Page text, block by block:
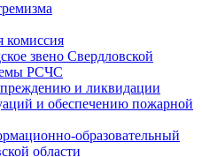
комиссия
звено Свердловской
РСЧС
и ликвидации
и обеспечению пожарной
образовательный
области